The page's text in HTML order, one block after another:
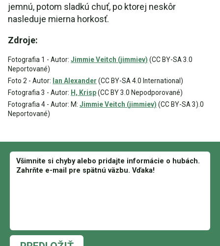
jemnú, potom sladkú chuť, po ktorej neskôr
nasleduje mierna horkosť.
Zdroje:
Fotografia 1 - Autor: Jimmie Veitch (jimmiev) (CC BY-SA 3.0
Neportované)
Foto 2 - Autor: Ian Alexander (CC BY-SA 4.0 International)
Fotografia 3 - Autor: H, Krisp(CC BY 3.0 Nepodporované)
Fotografia 4 - Autor: M: Jimmie Veitch (jimmiev) (CC BY-SA 3).0
Neportované)